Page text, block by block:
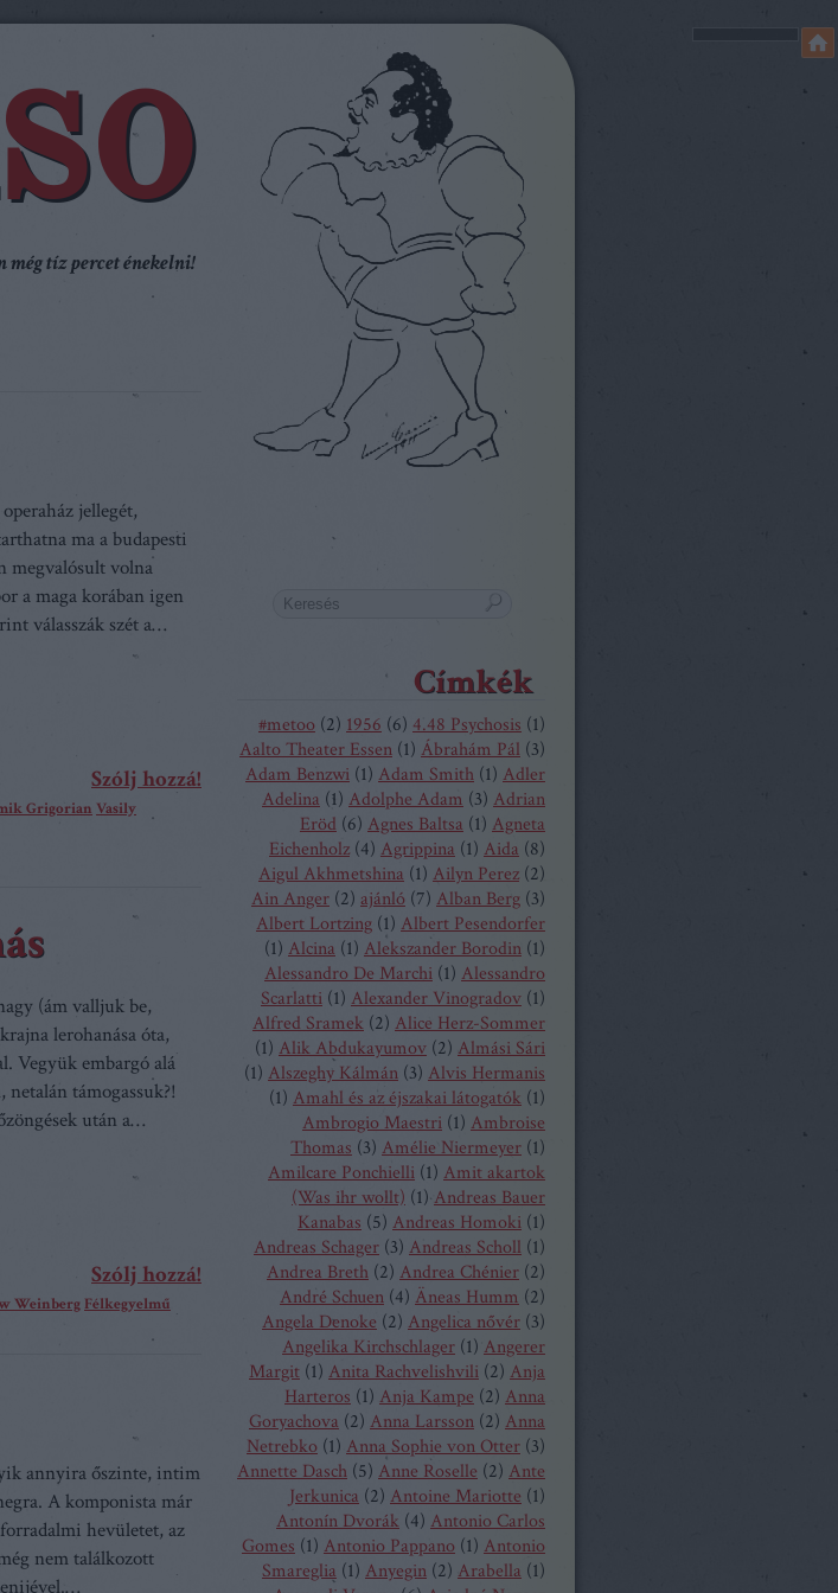
még tíz percet énekelni!
jellegét,
ma a budapesti
megvalósult volna
a maga korában igen
válasszák szét a…
Szólj hozzá!
Grigorian Vasily
(ám valljuk be,
lerohanása óta,
Vegyük embargó alá
támogassuk?!
után a…
Szólj hozzá!
Weinberg Félkegyelmű
annyira őszinte, intim
A komponista már
hevületet, az
nem találkozott
Címkék
#metoo (2) 1956 (6) 4.48 Psychosis (1)
Aalto Theater Essen (1) Ábrahám Pál (3)
Adam Benzwi (1) Adam Smith (1) Adler
Adelina (1) Adolphe Adam (3) Adrian
Eröd (6) Agnes Baltsa (1) Agneta
Eichenholz (4) Agrippina (1) Aida (8)
Aigul Akhmetshina (1) Ailyn Perez (2)
Ain Anger (2) ajánló (7) Alban Berg (3)
Albert Lortzing (1) Albert Pesendorfer
(1) Alcina (1) Alekszander Borodin (1)
Alessandro De Marchi (1) Alessandro
Scarlatti (1) Alexander Vinogradov (1)
Alfred Sramek (2) Alice Herz-Sommer
(1) Alik Abdukayumov (2) Almási Sári
(1) Alszeghy Kálmán (3) Alvis Hermanis
(1) Amahl és az éjszakai látogatók (1)
Ambrogio Maestri (1) Ambroise
Thomas (3) Amélie Niermeyer (1)
Amilcare Ponchielli (1) Amit akartok
(Was ihr wollt) (1) Andreas Bauer
Kanabas (5) Andreas Homoki (1)
Andreas Schager (3) Andreas Scholl (1)
Andrea Breth (2) Andrea Chénier (2)
André Schuen (4) Äneas Humm (2)
Angela Denoke (2) Angelica nővér (3)
Angelika Kirchschlager (1) Angerer
Margit (1) Anita Rachvelishvili (2) Anja
Harteros (1) Anja Kampe (2) Anna
Goryachova (2) Anna Larsson (2) Anna
Netrebko (1) Anna Sophie von Otter (3)
Annette Dasch (5) Anne Roselle (2) Ante
Jerkunica (2) Antoine Mariotte (1)
Antonín Dvorák (4) Antonio Carlos
Gomes (1) Antonio Pappano (1) Antonio
Smareglia (1) Anyegin (2) Arabella (1)